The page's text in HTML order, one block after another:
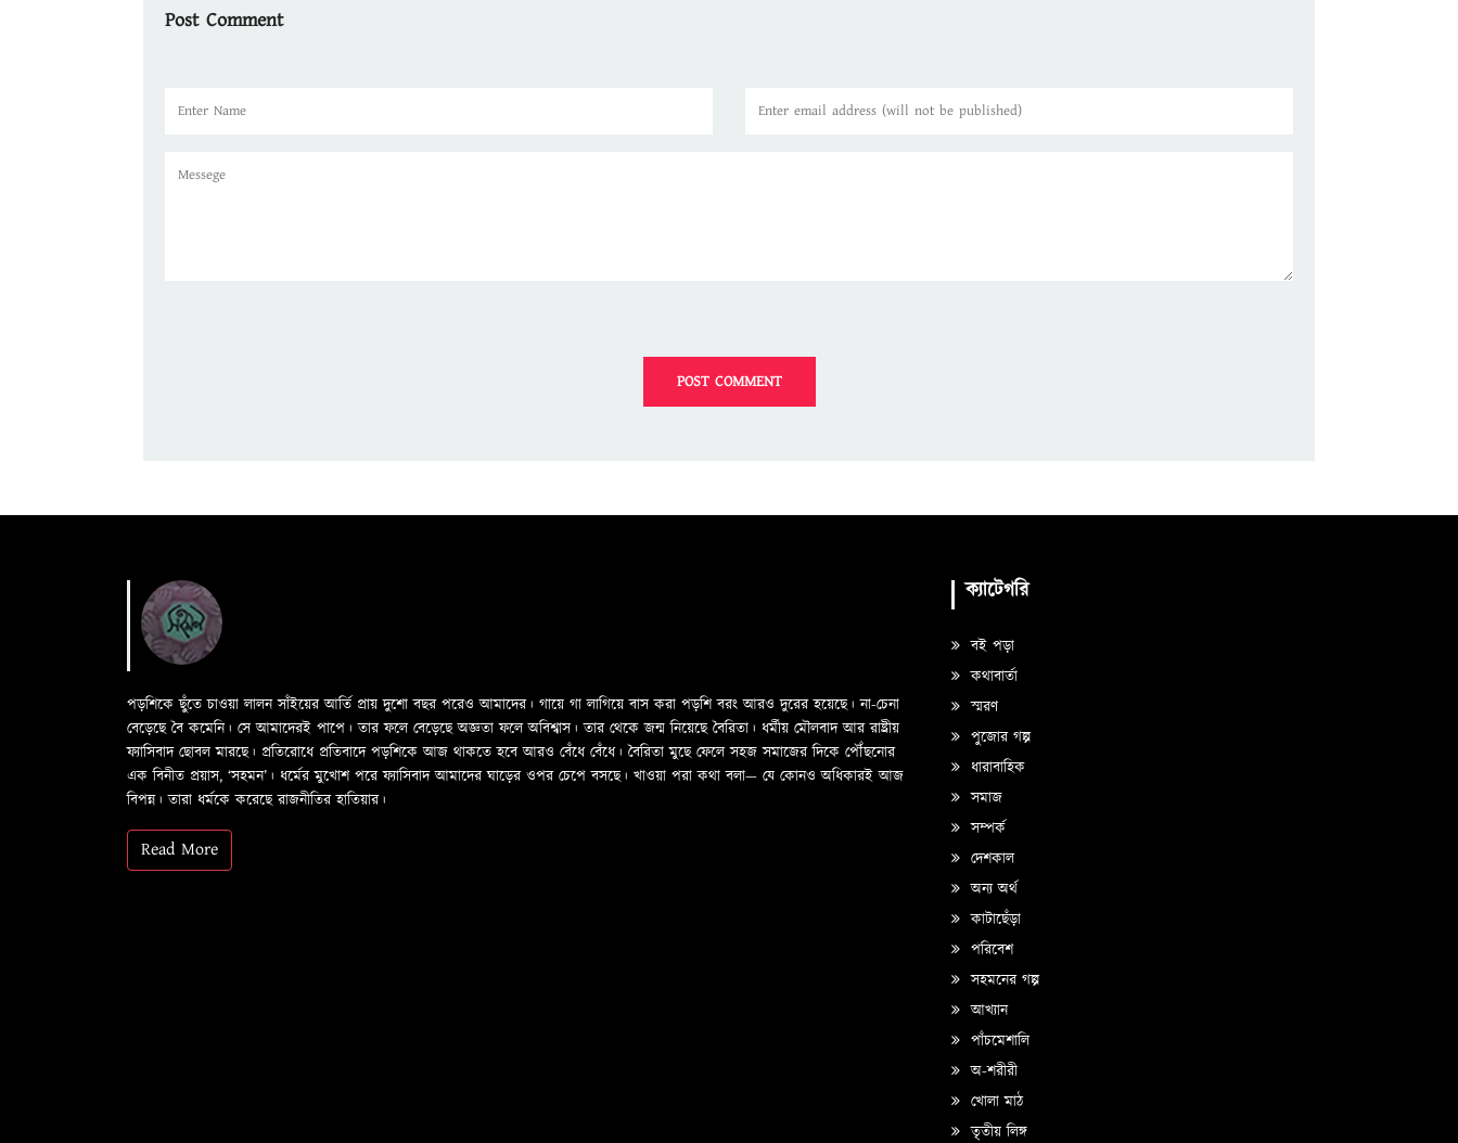
Post Comment
পড়শিকে ছুঁতে চাওয়া লালন সাঁইয়ের আর্তি প্রায় দুশো বছর পরেও আমাদের। গায়ে গা লাগিয়ে বাস করা পড়শি বরং আরও দুরের হয়েছে। না-চেনা
বেড়েছে বৈ কমেনি। সে আমাদেরই পাপে। তার ফলে বেড়েছে অজ্ঞতা ফলে অবিশ্বাস। তার থেকে জন্ম নিয়েছে বৈরিতা। ধর্মীয় মৌলবাদ আর রাষ্ট্রীয়
ফ্যাসিবাদ ছোবল মারছে। প্রতিরোধে প্রতিবাদে পড়শিকে আজ থাকতে হবে আরও বেঁধে বেঁধে। বৈরিতা মুছে ফেলে সহজ সমাজের দিকে পৌঁছনোর
এক বিনীত প্রয়াস, ‘সহমন’। ধর্মের মুখোশ পরে ফ্যাসিবাদ আমাদের ঘাড়ের ওপর চেপে বসছে। খাওয়া পরা কথা বলা—­­ যে কোনও অধিকারই আজ
বিপন্ন। তারা ধর্মকে করেছে রাজনীতির হাতিয়ার।
Read More
ক্যাটেগরি
বই পড়া
কথাবার্তা
স্মরণ
পুজোর গল্প
ধারাবাহিক
সমাজ
সম্পর্ক
দেশকাল
অন্য অর্থ
কাটাছেঁড়া
পরিবেশ
সহমনের গল্প
আখ্যান
পাঁচমেশালি
অ-শরীরী
খোলা মাঠ
তৃতীয় লিঙ্গ